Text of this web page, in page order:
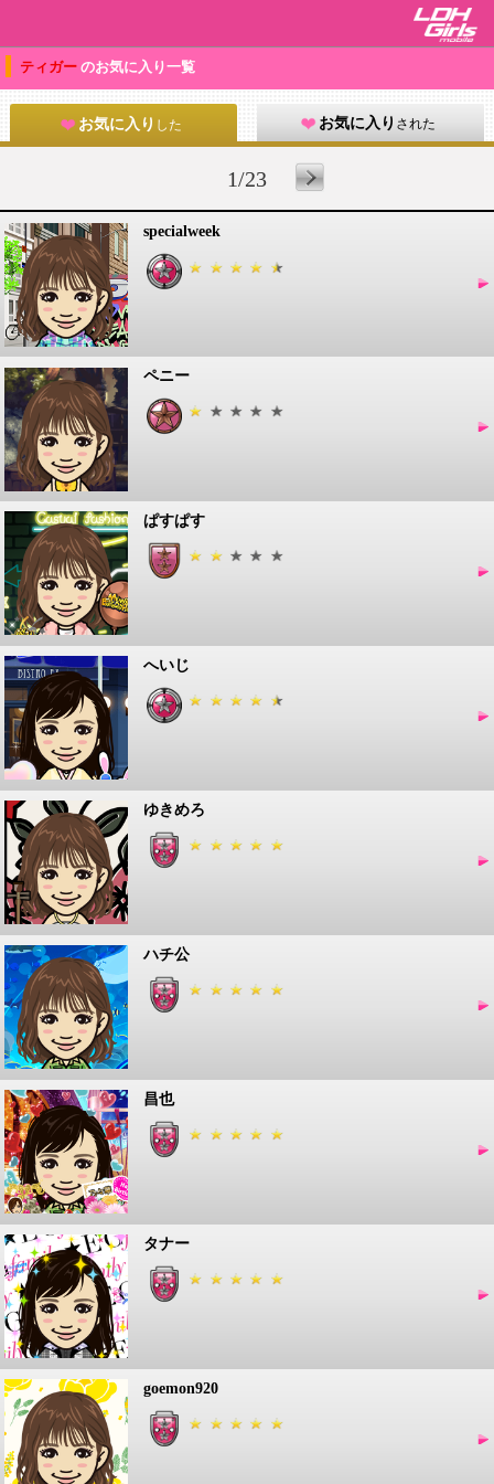
ティガー のお気に入り一覧
お気に入り した お気に入り された
1/23
specialweek
ペニー
ぱすぱす
へいじ
ゆきめろ
ハチ公
昌也
タナー
goemon920